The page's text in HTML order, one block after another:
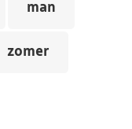
man
zomer